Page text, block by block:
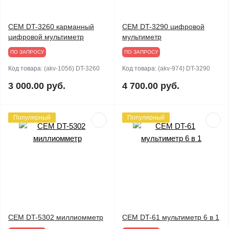
CEM DT-3260 карманный
цифровой мультиметр
ПО ЗАПРОСУ
Код товара: (akv-1056) DT-3260
3 000.00 руб.
CEM DT-3290 цифровой
мультиметр
ПО ЗАПРОСУ
Код товара: (akv-974) DT-3290
4 700.00 руб.
Популярный
CEM DT-5302 миллиомметр
Популярный
CEM DT-61 мультиметр 6 в 1